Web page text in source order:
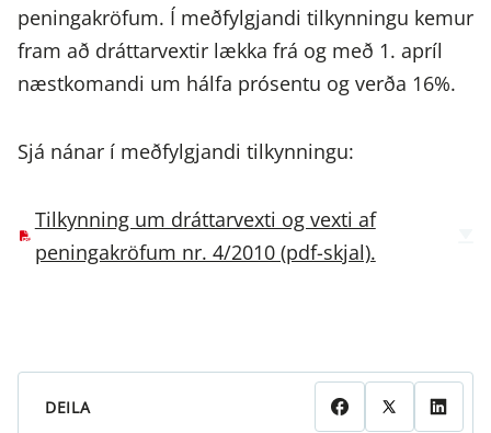
peningakröfum. Í meðfylgjandi tilkynningu kemur
fram að dráttarvextir lækka frá og með 1. apríl
næstkomandi um hálfa prósentu og verða 16%.
Sjá nánar í meðfylgjandi tilkynningu:
Tilkynning um dráttarvexti og vexti af
peningakröfum nr. 4/2010 (pdf-skjal).
DEILA